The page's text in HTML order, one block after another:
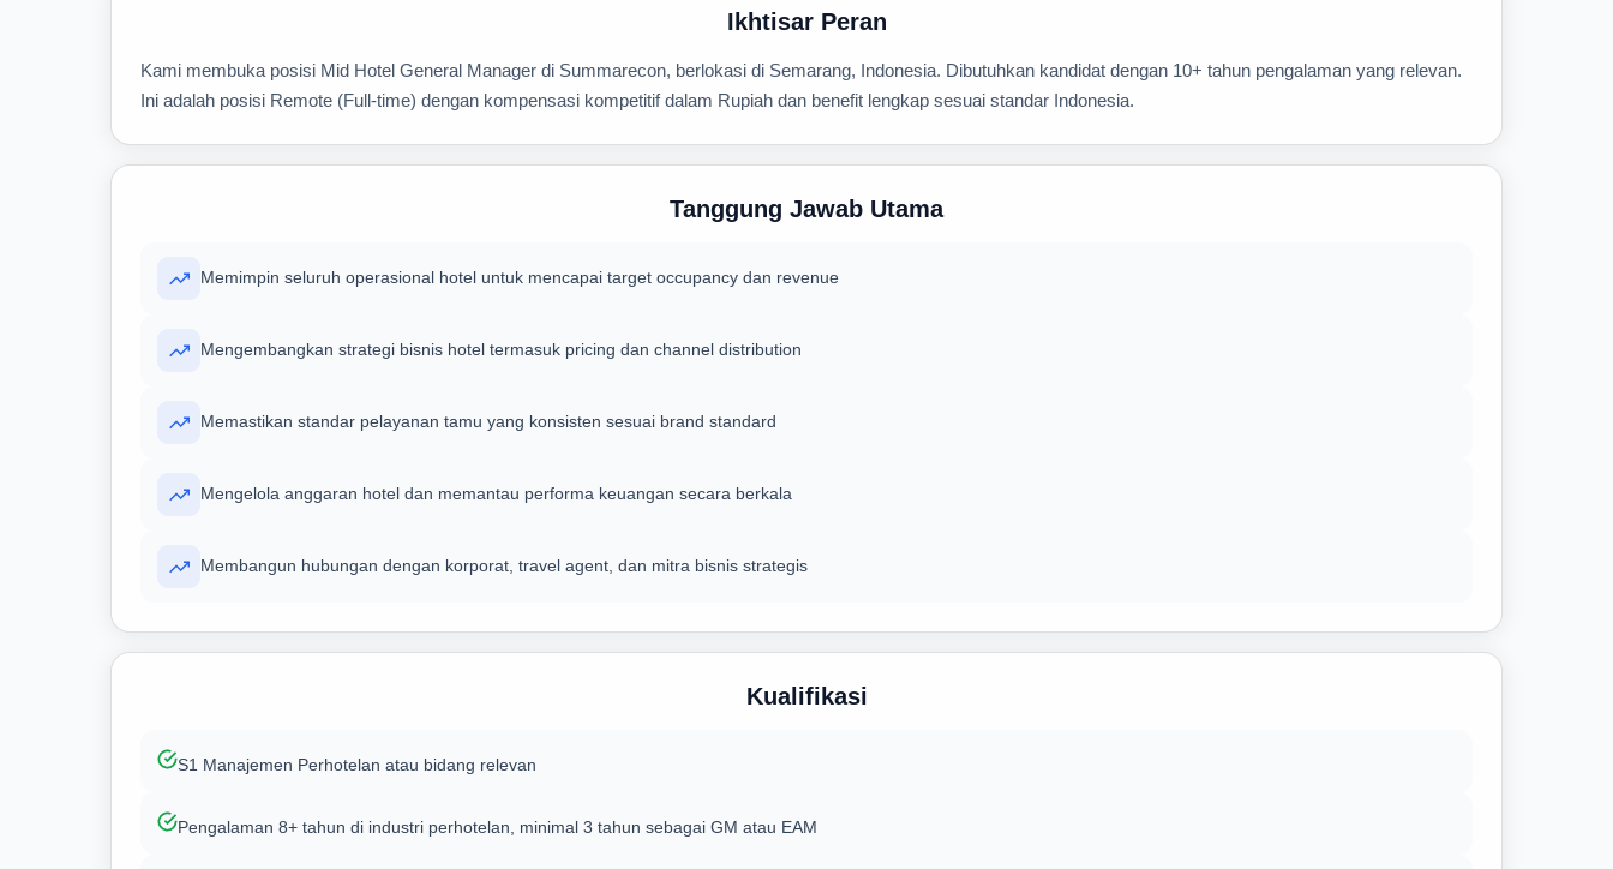
Ikhtisar Peran
Kami membuka posisi Mid Hotel General Manager di Summarecon, berlokasi di Semarang, Indonesia. Dibutuhkan kandidat dengan 10+ tahun pengalaman yang relevan.
Ini adalah posisi Remote (Full-time) dengan kompensasi kompetitif dalam Rupiah dan benefit lengkap sesuai standar Indonesia.
Tanggung Jawab Utama
Memimpin seluruh operasional hotel untuk mencapai target occupancy dan revenue
Mengembangkan strategi bisnis hotel termasuk pricing dan channel distribution
Memastikan standar pelayanan tamu yang konsisten sesuai brand standard
Mengelola anggaran hotel dan memantau performa keuangan secara berkala
Membangun hubungan dengan korporat, travel agent, dan mitra bisnis strategis
Kualifikasi
S1 Manajemen Perhotelan atau bidang relevan
Pengalaman 8+ tahun di industri perhotelan, minimal 3 tahun sebagai GM atau EAM